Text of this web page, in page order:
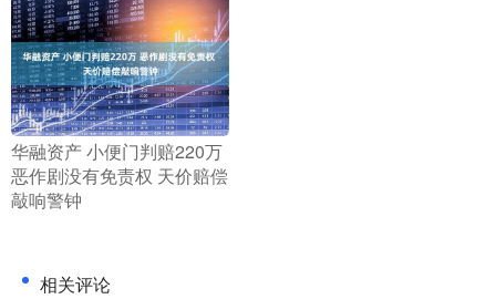
​华融资产 小便门判赔220万
恶作剧没有免责权 天价赔偿
敲响警钟
相关评论